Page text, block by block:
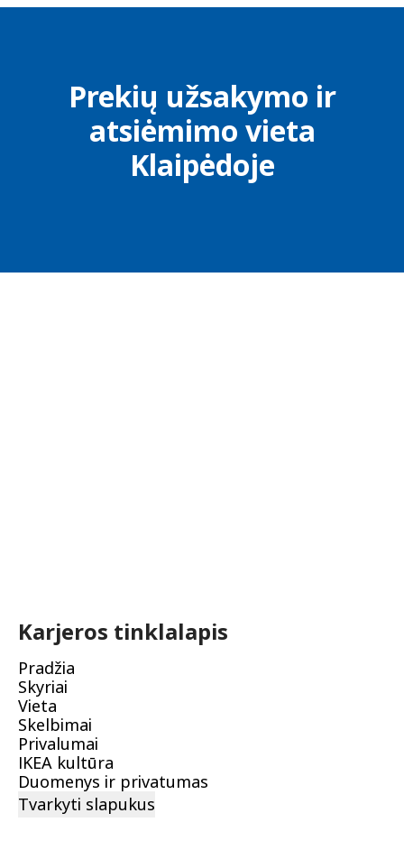
Prekių užsakymo ir
atsiėmimo vieta
Klaipėdoje
Karjeros tinklalapis
Pradžia
Skyriai
Vieta
Skelbimai
Privalumai
IKEA kultūra
Duomenys ir privatumas
Tvarkyti slapukus